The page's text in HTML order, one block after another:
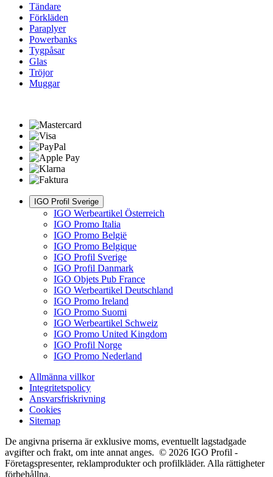
Tändare
Förkläden
Paraplyer
Powerbanks
Tygpåsar
Glas
Tröjor
Muggar
IGO Profil Sverige
IGO Werbeartikel Österreich
IGO Promo Italia
IGO Promo België
IGO Promo Belgique
IGO Profil Sverige
IGO Profil Danmark
IGO Objets Pub France
IGO Werbeartikel Deutschland
IGO Promo Ireland
IGO Promo Suomi
IGO Werbeartikel Schweiz
IGO Promo United Kingdom
IGO Profil Norge
IGO Promo Nederland
Allmänna villkor
Integritetspolicy
Ansvarsfriskrivning
Cookies
Sitemap
De angivna priserna är exklusive moms, eventuellt lagstadgade
avgifter och frakt, om inte annat anges. © 2026 IGO Profil -
Företagspresenter, reklamprodukter och profilkläder. Alla rättigheter
förbehållna.